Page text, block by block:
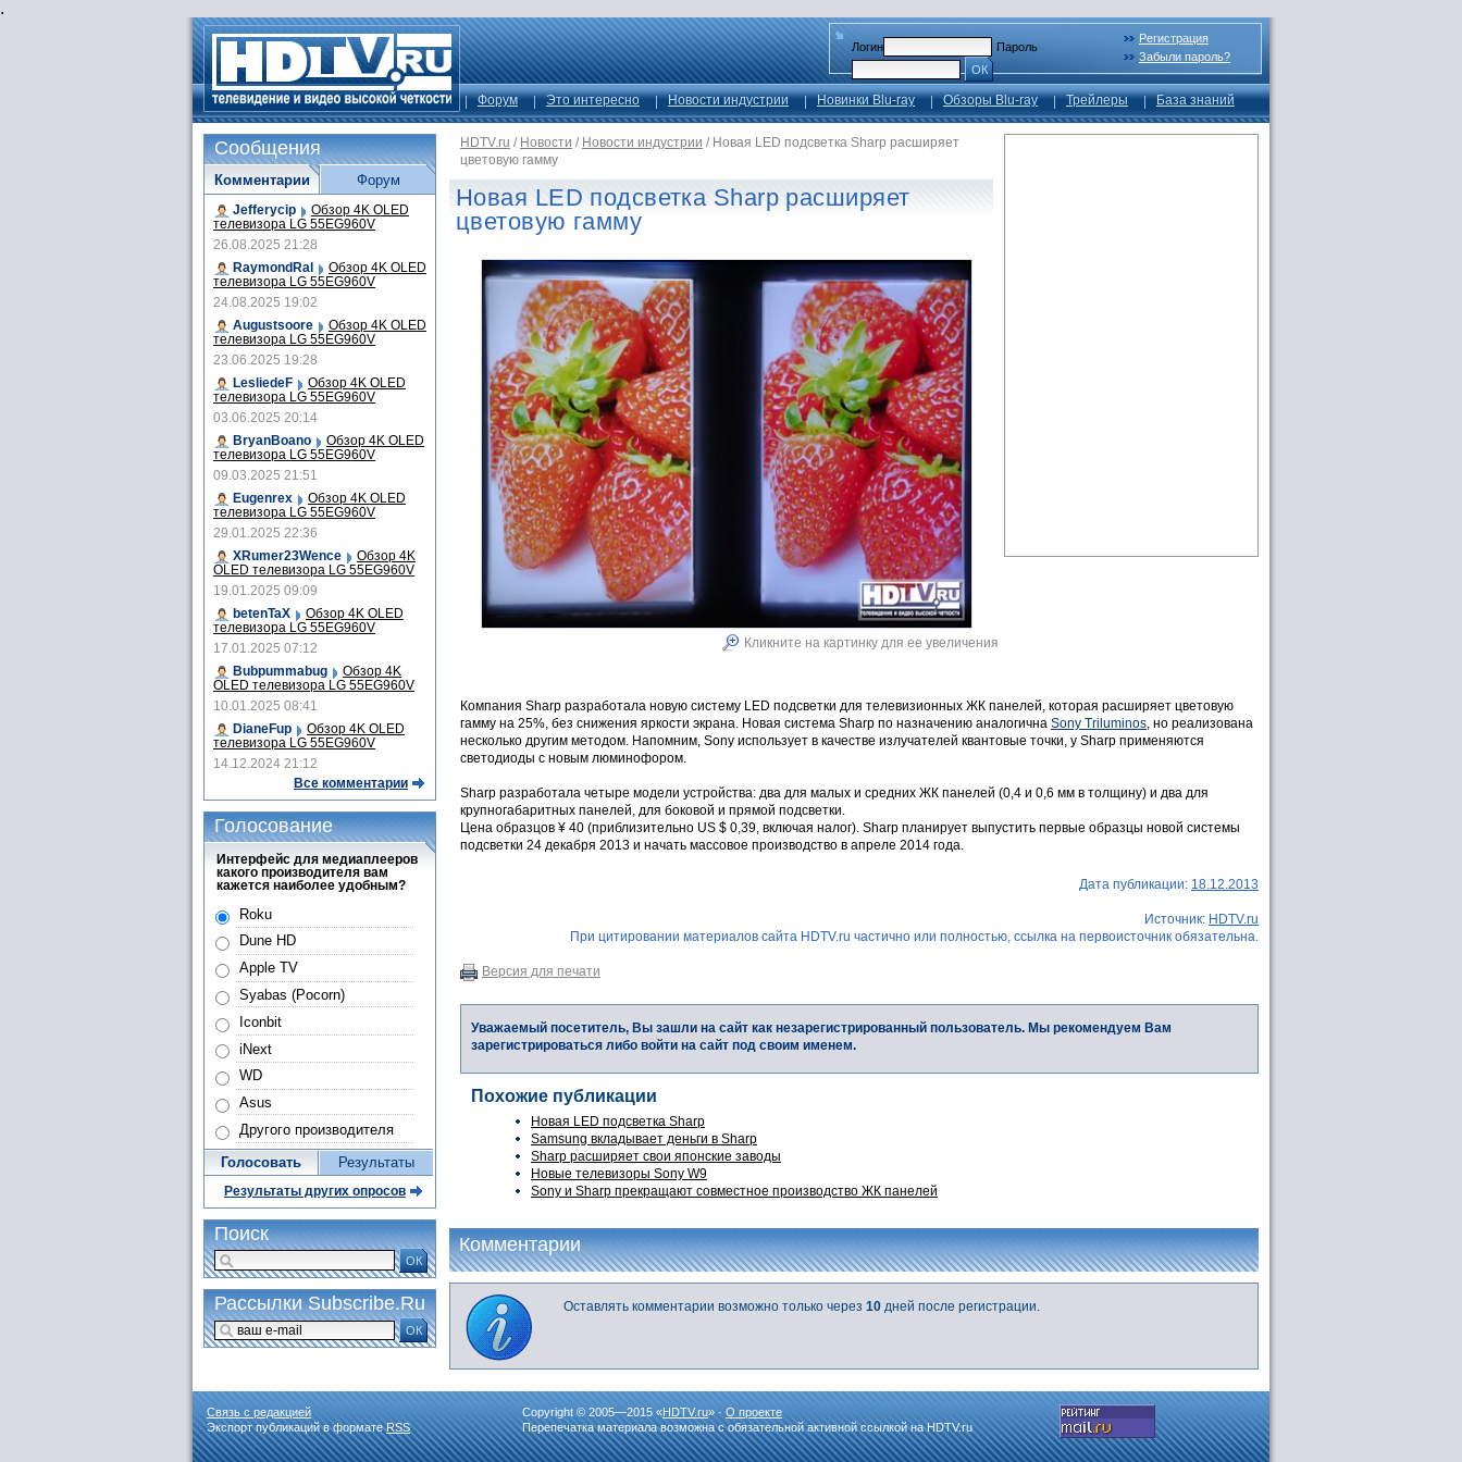
.
Логин
Пароль
ОК
Регистрация
Забыли пароль?
Форум Это интересно Новости индустрии Новинки Blu-ray Обзоры Blu-ray Трейлеры База знаний
HDTV.ru / Новости / Новости индустрии / Новая LED подсветка Sharp расширяет
цветовую гамму
Новая LED подсветка Sharp расширяет
цветовую гамму
Кликните на картинку для ее увеличения
Компания Sharp разработала новую систему LED подсветки для телевизионных ЖК панелей, которая расширяет цветовую
гамму на 25%, без снижения яркости экрана. Новая система Sharp по назначению аналогична Sony Triluminos, но реализована
несколько другим методом. Напомним, Sony использует в качестве излучателей квантовые точки, у Sharp применяются
светодиоды с новым люминофором.
Sharp разработала четыре модели устройства: два для малых и средних ЖК панелей (0,4 и 0,6 мм в толщину) и два для
крупногабаритных панелей, для боковой и прямой подсветки.
Цена образцов ¥ 40 (приблизительно US $ 0,39, включая налог). Sharp планирует выпустить первые образцы новой системы
подсветки 24 декабря 2013 и начать массовое производство в апреле 2014 года.
Дата публикации: 18.12.2013
Источник: HDTV.ru
При цитировании материалов сайта HDTV.ru частично или полностью, ссылка на первоисточник обязательна.
Версия для печати
Уважаемый посетитель, Вы зашли на сайт как незарегистрированный пользователь. Мы рекомендуем Вам
зарегистрироваться либо войти на сайт под своим именем.
Похожие публикации
Новая LED подсветка Sharp
Samsung вкладывает деньги в Sharp
Sharp расширяет свои японские заводы
Новые телевизоры Sony W9
Sony и Sharp прекращают совместное производство ЖК панелей
Комментарии
Оставлять комментарии возможно только через 10 дней после регистрации.
Сообщения
Комментарии
Jefferycip Обзор 4K OLED
телевизора LG 55EG960V
26.08.2025 21:28
RaymondRal
Обзор 4K OLED
телевизора LG 55EG960V
24.08.2025 19:02
Augustsoore
Обзор 4K OLED
телевизора LG 55EG960V
23.06.2025 19:28
LesliedeF
Обзор 4K OLED
телевизора LG 55EG960V
03.06.2025 20:14
BryanBoano
Обзор 4K OLED
телевизора LG 55EG960V
09.03.2025 21:51
Eugenrex
Обзор 4K OLED
телевизора LG 55EG960V
29.01.2025 22:36
XRumer23Wence
Обзор 4K
OLED телевизора LG 55EG960V
19.01.2025 09:09
betenTaX
Обзор 4K OLED
телевизора LG 55EG960V
17.01.2025 07:12
Bubpummabug
Обзор 4K
OLED телевизора LG 55EG960V
10.01.2025 08:41
DianeFup
Обзор 4K OLED
телевизора LG 55EG960V
14.12.2024 21:12
Все комментарии
Форум
Голосование
Интерфейс для медиаплееров
какого производителя вам
кажется наиболее удобным?
Roku
Dune HD
Apple TV
Syabas (Pocorn)
Iconbit
iNext
WD
Asus
Другого производителя
Голосовать Результаты
Результаты других опросов
Поиск
ОК
Рассылки Subscribe.Ru
ОК
Связь с редакцией
Экспорт публикаций в форматеRSS
Copyright © 2005—2015 «HDTV.ru» · О проекте
Перепечатка материала возможна с обязательной активной ссылкой на HDTV.ru